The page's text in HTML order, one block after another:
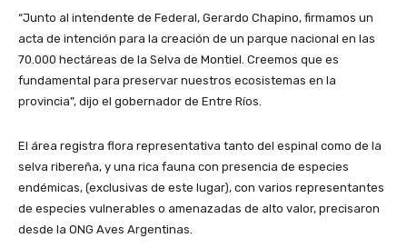
“Junto al intendente de Federal, Gerardo Chapino, firmamos un
acta de intención para la creación de un parque nacional en las
70.000 hectáreas de la Selva de Montiel. Creemos que es
fundamental para preservar nuestros ecosistemas en la
provincia”, dijo el gobernador de Entre Ríos.
El área registra flora representativa tanto del espinal como de la
selva ribereña, y una rica fauna con presencia de especies
endémicas, (exclusivas de este lugar), con varios representantes
de especies vulnerables o amenazadas de alto valor, precisaron
desde la ONG Aves Argentinas.